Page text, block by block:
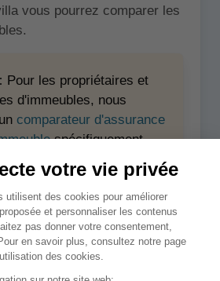
vous pourrez comparer les
Pour les propriétaires et
d'immeubles, nous
comparateur d'assurance
spécifiquement
les